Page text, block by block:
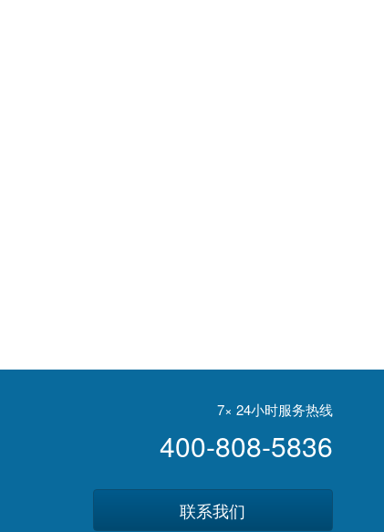
7× 24小时服务热线
400-808-5836
联系我们